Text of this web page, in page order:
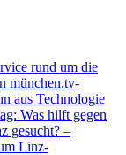
rund um die
münchen.tv-
aus Technologie
Was hilft gegen
gesucht? –
Linz-